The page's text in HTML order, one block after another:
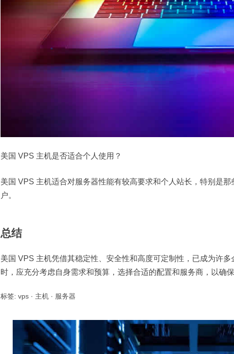
美国 VPS 主机是否适合个人使用？
美国 VPS 主机适合对服务器性能有较高要求和个人站长，特别是
户。
总结
美国 VPS 主机凭借其稳定性、安全性和高度可定制性，已成为许
时，应充分考虑自身需求和预算，选择合适的配置和服务商，以确
标签: vps · 主机 · 服务器